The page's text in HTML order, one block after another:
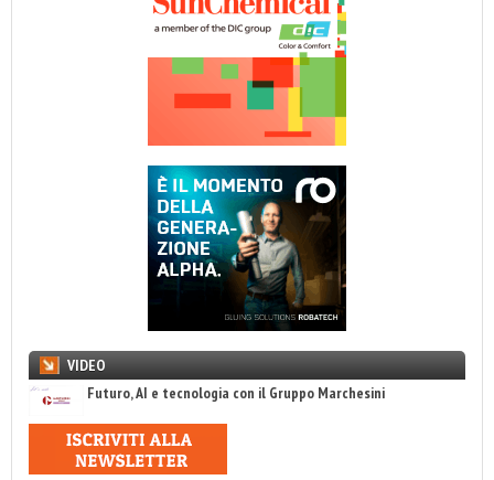
VIDEO
Futuro, AI e tecnologia con il Gruppo Marchesini